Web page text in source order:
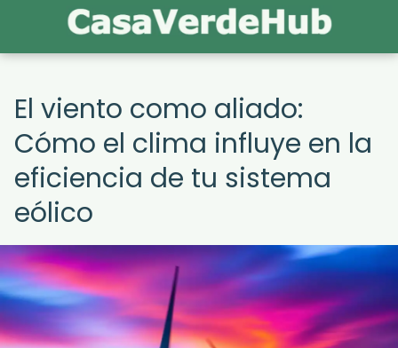
El viento como aliado:
Cómo el clima influye en la
eficiencia de tu sistema
eólico